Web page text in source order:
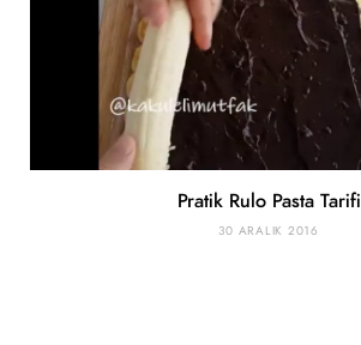
Pratik Rulo Pasta Tarifi
30 ARALIK 2016